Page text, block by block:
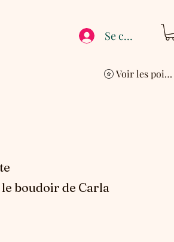
Se connecter
boudoir de Carla
Voir les points